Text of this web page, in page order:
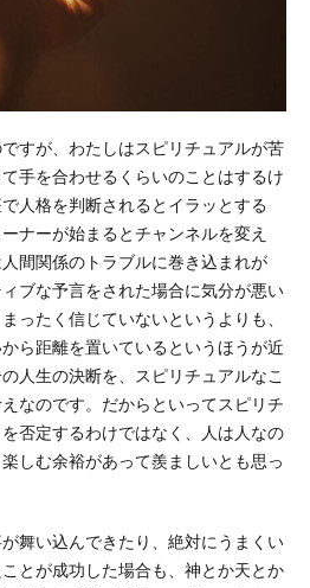
すが、わたしはスピリチュアルが苦
手を合わせるくらいのことはするけ
人格を判断されるとイラッとする
ナーが始まるとチャンネルを変え
間関係のトラブルに巻き込まれが
ブな予言をされた場合に気分が悪い
ったく信じていないというよりも、
ら距離を置いているというほうが近
人生の決断を、スピリチュアルなこ
なのです。だからといってスピリチ
否定するわけではなく、人は人なの
しむ余裕があって羨ましいとも思っ
舞い込んできたり、絶対にうまくい
とが成功した場合も、神とか天とか